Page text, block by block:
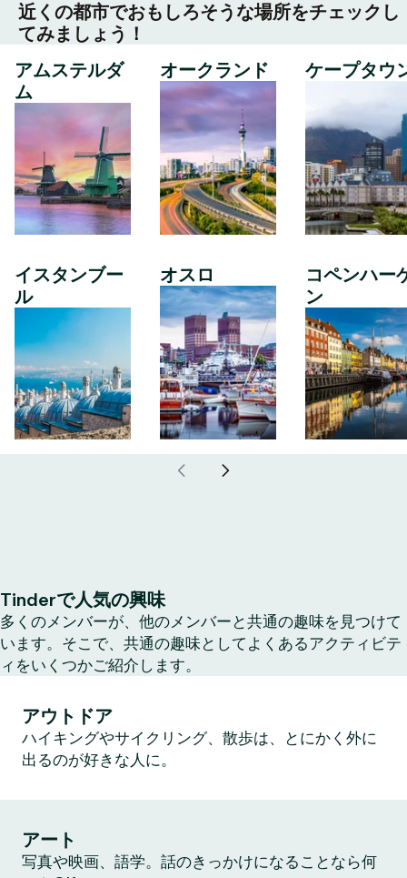
近くの都市でおもしろそうな場所をチェックし
てみましょう！
アムステルダ
ム
イスタンブー
ル
オークランド
オスロ
ケープタウ
コペンハー
ン
Tinderで人気の興味
多くのメンバーが、他のメンバーと共通の趣味を見つけて
います。そこで、共通の趣味としてよくあるアクティビテ
ィをいくつかご紹介します。
アウトドア
ハイキングやサイクリング、散歩は、とにかく外に
出るのが好きな人に。
アート
写真や映画、語学。話のきっかけになることなら何